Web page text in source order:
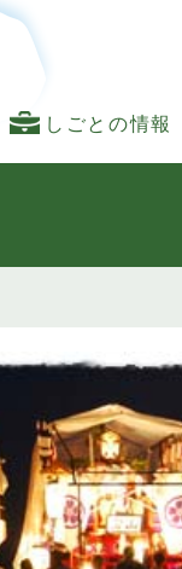
しごとの情報